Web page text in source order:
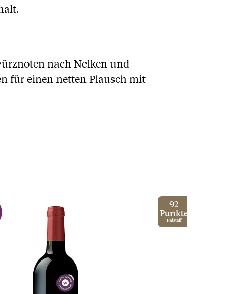
nach Nelken und
für einen netten Plausch mit
92
Punkte
Falstaff